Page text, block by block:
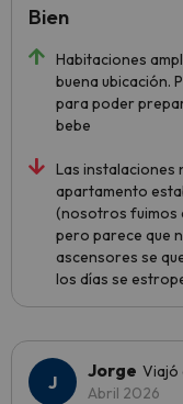
Habitaciones
buena ubicación.
para poder
bebe
Las instalaciones
apartamento
(nosotros fuimos
pero parece que
ascensores se
los días se
Bien
Jorge Viajó
Abril 2026